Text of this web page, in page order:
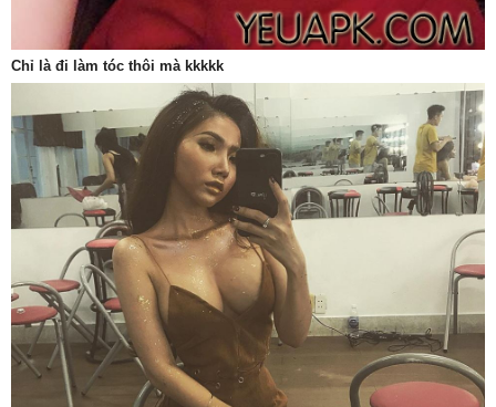
Chỉ là đi làm tóc thôi mà kkkkk